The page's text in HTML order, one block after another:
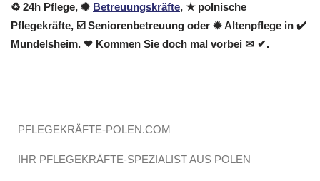
♻ 24h Pflege, ✺ Betreuungskräfte, ★ polnische
Pflegekräfte, ☑️ Seniorenbetreuung oder ✹ Altenpflege in ✔️
Mundelsheim. ❤ Kommen Sie doch mal vorbei ✉ ✔.
PFLEGEKRÄFTE-POLEN.COM
IHR PFLEGEKRÄFTE-SPEZIALIST AUS POLEN